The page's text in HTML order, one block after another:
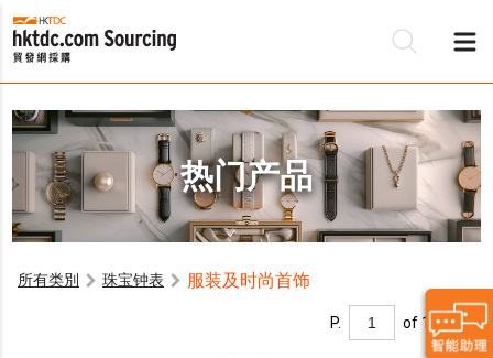
热门产品
所有类別 珠宝钟表 服装及时尚首饰
P. of 1